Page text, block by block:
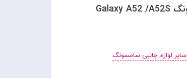
سایر لوازم جانبی سامسونگ